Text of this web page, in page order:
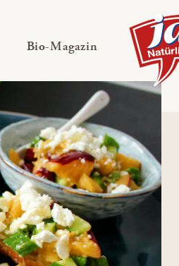
ausklappen
Bio-Magazin — Untermenü